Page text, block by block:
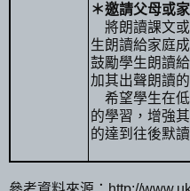
＊邀請父母或
將朗讀課文
生朗讀給家庭
鼓勵學生朗讀
加其出聲朗讀
希望學生在
的學習，增強
的達到往後默